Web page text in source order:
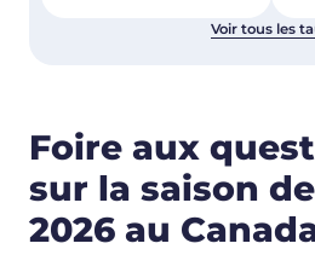
Voir tous les
Foire aux
sur la saison
2026 au